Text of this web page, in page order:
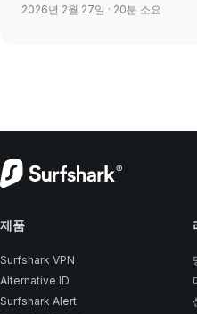
2026년 2월 27일 · 20분 소요
제품
Surfshark VPN
Alternative ID
Surfshark Alert